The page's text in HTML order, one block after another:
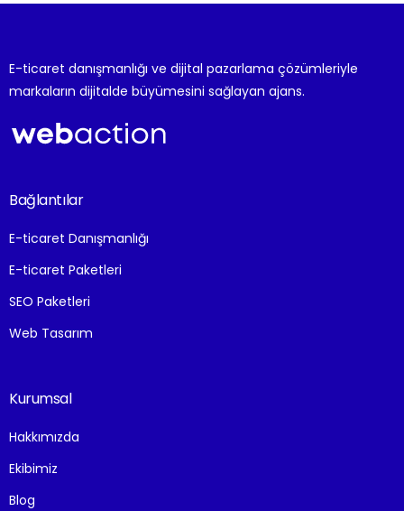
E-ticaret danışmanlığı ve dijital pazarlama çözümleriyle
markaların dijitalde büyümesini sağlayan ajans.
Bağlantılar
E-ticaret Danışmanlığı
E-ticaret Paketleri
SEO Paketleri
Web Tasarım
Kurumsal
Hakkımızda
Ekibimiz
Blog